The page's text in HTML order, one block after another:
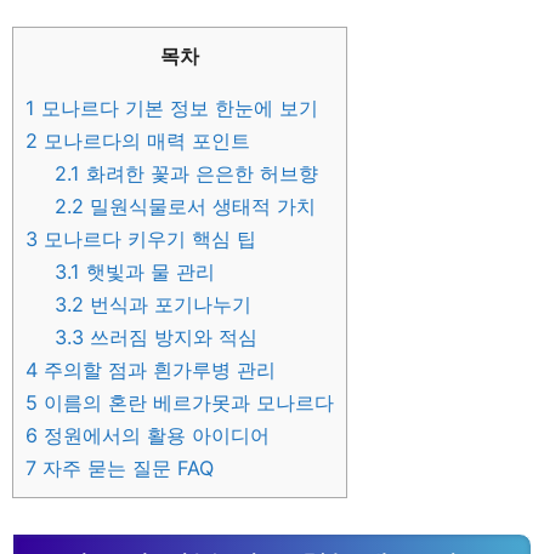
목차
1 모나르다 기본 정보 한눈에 보기
2 모나르다의 매력 포인트
2.1 화려한 꽃과 은은한 허브향
2.2 밀원식물로서 생태적 가치
3 모나르다 키우기 핵심 팁
3.1 햇빛과 물 관리
3.2 번식과 포기나누기
3.3 쓰러짐 방지와 적심
4 주의할 점과 흰가루병 관리
5 이름의 혼란 베르가못과 모나르다
6 정원에서의 활용 아이디어
7 자주 묻는 질문 FAQ